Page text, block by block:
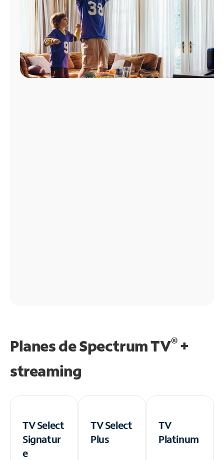
Planes de Spectrum TV®+
streaming
TV Select
Signatur
e
TV Select
Plus
TV
Platinum